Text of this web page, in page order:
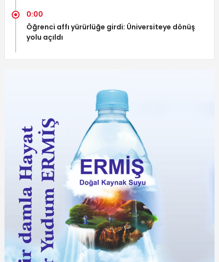
0:00
Öğrenci affı yürürlüğe girdi: Üniversiteye dönüş
yolu açıldı